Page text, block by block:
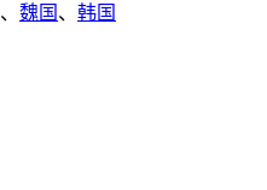
、 魏国 、 韩国